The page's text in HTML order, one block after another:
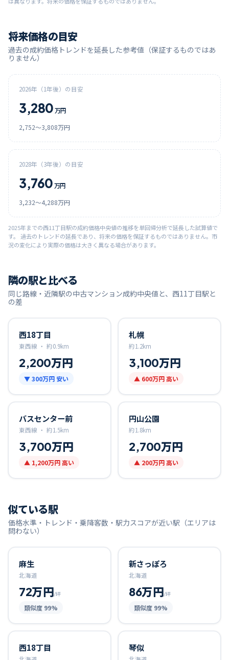
将来価格の目安
過去の成約価格トレンドを延長した参考値（保証するものではあ
りません）
2026年（1年後）の目安
3,280 万円
2,752〜3,808万円
2028年（3年後）の目安
3,760 万円
3,232〜4,288万円
2025年までの西11丁目駅の成約価格中央値の推移を単回帰分析で延長した試算値で
す。 過去のトレンドの延長であり、将来の価格を保証するものではありません。市
況の変化により実際の価格は大きく異なる場合があります。
隣の駅と比べる
同じ路線・近隣駅の中古マンション成約中央値と、 西11丁目駅と
の差
西18丁目
東西線 ・ 約0.9km
2,200万円
▼300万円 安い
札幌
約1.2km
3,100万円
▲ 600万円高い
バスセンター前
東西線 ・ 約1.5km
3,700万円
▲ 1,200万円高い
円山公園
約1.8km
2,700万円
▲ 200万円高い
似ている駅
価格水準・トレンド・乗降客数・駅力スコアが近い駅（エリアは
問わない）
麻生
北海道
72万円/坪
類似度 99%
新さっぽろ
北海道
86万円/坪
類似度 99%
西18丁目 琴似